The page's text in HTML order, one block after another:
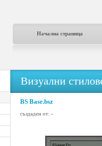
Начална страница
Визуални
BS Base.bsz
създаден от: -